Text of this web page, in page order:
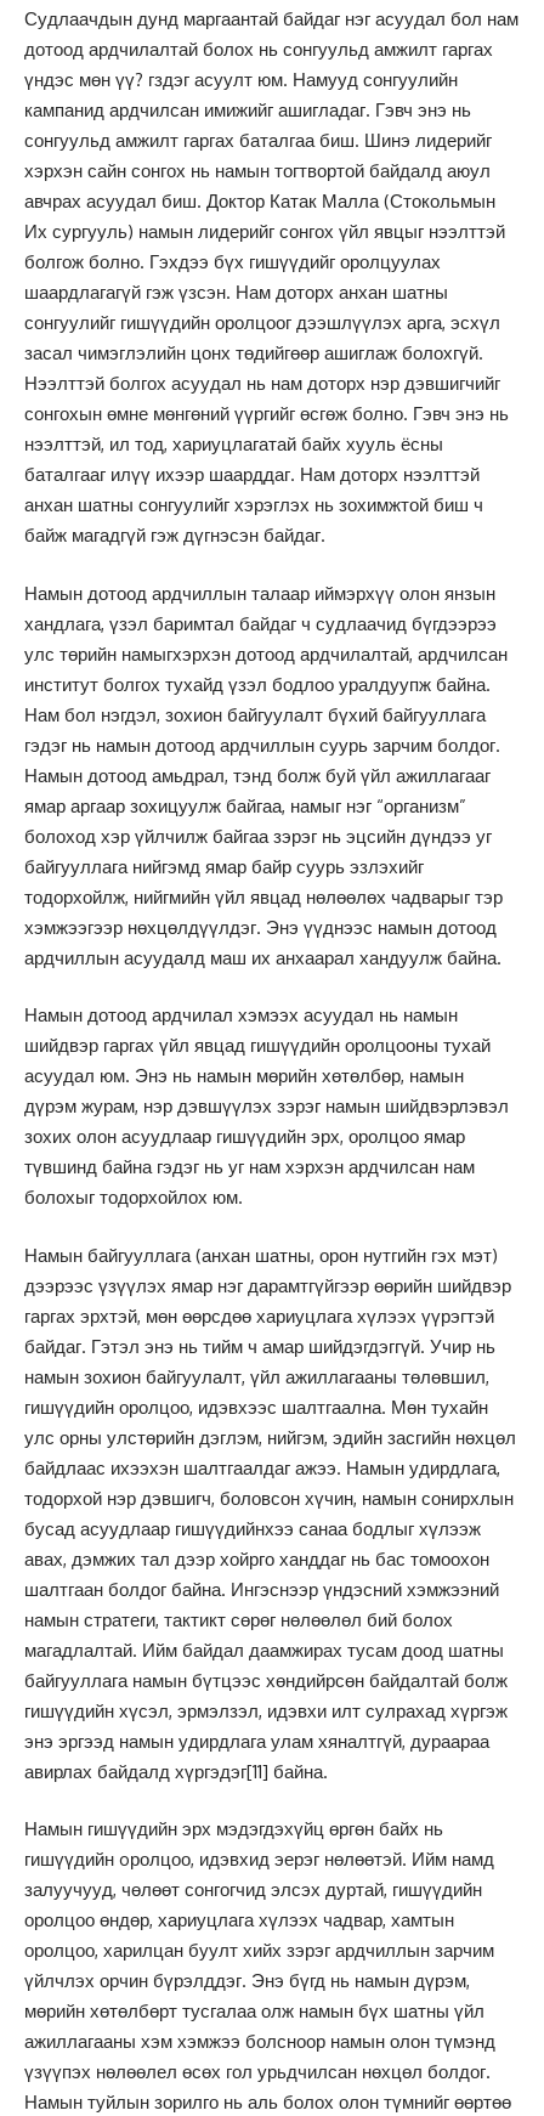
Судлаачдын дунд маргаантай байдаг нэг асуудал бол нам
дотоод ардчилалтай болох нь сонгуульд амжилт гаргах
үндэс мөн үү? гздэг асуулт юм. Намууд сонгуулийн
кампанид ардчилсан имижийг ашигладаг. Гэвч энэ нь
сонгуульд амжилт гаргах баталгаа биш. Шинэ лидерийг
хэрхэн сайн сонгох нь намын тогтвортой байдалд аюул
авчрах асуудал биш. Доктор Катак Малла (Стокольмын
Их сургууль) намын лидерийг сонгох үйл явцыг нээлттэй
болгож болно. Гэхдээ бүх гишүүдийг оролцуулах
шаардлагагүй гэж үзсэн. Нам доторх анхан шатны
сонгуулийг гишүүдийн оролцоог дээшлүүлэх арга, эсхүл
засал чимэглэлийн цонх төдийгөөр ашиглаж болохгүй.
Нээлттэй болгох асуудал нь нам доторх нэр дэвшигчийг
сонгохын өмне мөнгөний үүргийг өсгөж болно. Гэвч энэ нь
нээлттэй, ил тод, хариуцлагатай байх хууль ёсны
баталгааг илүү ихээр шаарддаг. Нам доторх нээлттэй
анхан шатны сонгуулийг хэрэглэх нь зохимжтой биш ч
байж магадгүй гэж дүгнэсэн байдаг.
Намын дотоод ардчиллын талаар иймэрхүү олон янзын
хандлага, үзэл баримтал байдаг ч судлаачид бүгдээрээ
улс төрийн намыгхэрхэн дотоод ардчилалтай, ардчилсан
институт болгох тухайд үзэл бодлоо уралдуупж байна.
Нам бол нэгдэл, зохион байгуулалт бүхий байгууллага
гэдэг нь намын дотоод ардчиллын суурь зарчим болдог.
Намын дотоод амьдрал, тэнд болж буй үйл ажиллагааг
ямар аргаар зохицуулж байгаа, намыг нэг “организм”
болоход хэр үйлчилж байгаа зэрэг нь эцсийн дүндээ уг
байгууллага нийгэмд ямар байр суурь эзлэхийг
тодорхойлж, нийгмийн үйл явцад нөлөөлөх чадварыг тэр
хэмжээгээр нөхцөлдүүлдэг. Энэ үүднээс намын дотоод
ардчиллын асуудалд маш их анхаарал хандуулж байна.
Намын дотоод ардчилал хэмээх асуудал нь намын
шийдвэр гаргах үйл явцад гишүүдийн оролцооны тухай
асуудал юм. Энэ нь намын мөрийн хөтөлбөр, намын
дүрэм журам, нэр дэвшүүлэх зэрэг намын шийдвэрлэвэл
зохих олон асуудлаар гишүүдийн эрх, оролцоо ямар
түвшинд байна гэдэг нь уг нам хэрхэн ардчилсан нам
болохыг тодорхойлох юм.
Намын байгууллага (анхан шатны, орон нутгийн гэх мэт)
дээрээс үзүүлэх ямар нэг дарамтгүйгээр өөрийн шийдвэр
гаргах эрхтэй, мөн өөрсдөө хариуцлага хүлээх үүрэгтэй
байдаг. Гэтэл энэ нь тийм ч амар шийдэгдэггүй. Учир нь
намын зохион байгуулалт, үйл ажиллагааны төлөвшил,
гишүүдийн оролцоо, идэвхээс шалтгаална. Мөн тухайн
улс орны улстөрийн дэглэм, нийгэм, эдийн засгийн нөхцөл
байдлаас ихээхэн шалтгаалдаг ажээ. Намын удирдлага,
тодорхой нэр дэвшигч, боловсон хүчин, намын сонирхлын
бусад асуудлаар гишүүдийнхээ санаа бодлыг хүлээж
авах, дэмжих тал дээр хойрго ханддаг нь бас томоохон
шалтгаан болдог байна. Ингэснээр үндэсний хэмжээний
намын стратеги, тактикт сөрөг нөлөөлөл бий болох
магадлалтай. Ийм байдал даамжирах тусам доод шатны
байгууллага намын бүтцээс хөндийрсөн байдалтай болж
гишүүдийн хүсэл, эрмэлзэл, идэвхи илт сулрахад хүргэж
энэ эргээд намын удирдлага улам хяналтгүй, дураараа
авирлах байдалд хүргэдэг[11] байна.
Намын гишүүдийн эрх мэдэгдэхүйц өргөн байх нь
гишүүдийн oролцоо, идэвхид эерэг нөлөөтэй. Ийм намд
залуучууд, чөлөөт сонгогчид элсэх дуртай, гишүүдийн
оролцоо өндөр, хариуцлага хүлээх чадвар, хамтын
оролцоо, харилцан буулт хийх зэрэг ардчиллын зарчим
үйлчлэх орчин бүрэлддэг. Энэ бүгд нь намын дүрэм,
мөрийн хөтөлбөрт тусгалаа олж намын бүх шатны үйл
ажиллагааны хэм хэмжээ болсноор намын олон түмэнд
үзүүпэх нөлөөлел өсөх гол урьдчилсан нөхцөл болдог.
Намын туйлын зорилго нь аль болох олон түмнийг өөртөө